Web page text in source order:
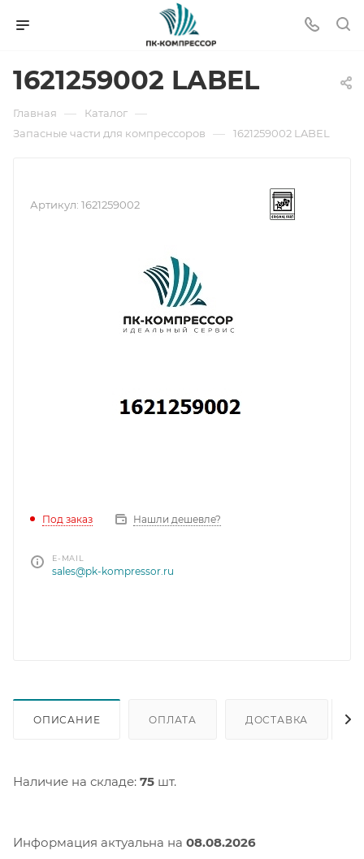
1621259002 LABEL
Главная — Каталог —
Запасные части для компрессоров — 1621259002 LABEL
Артикул: 1621259002
Под заказ Нашли дешевле?
E-MAIL
sales@pk-kompressor.ru
ОПИСАНИЕ ОПЛАТА ДОСТАВКА
Наличие на складе: 75 шт.
Информация актуальна на 08.08.2026